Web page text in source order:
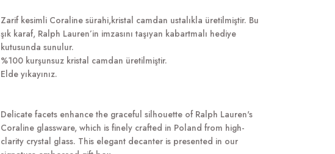
Zarif kesimli Coraline sürahi,kristal camdan ustalıkla üretilmiştir. Bu
şık karaf, Ralph Lauren’in imzasını taşıyan kabartmalı hediye
kutusunda sunulur.
%100 kurşunsuz kristal camdan üretilmiştir.
Elde yıkayınız.
Delicate facets enhance the graceful silhouette of Ralph Lauren's
Coraline glassware, which is finely crafted in Poland from high-
clarity crystal glass. This elegant decanter is presented in our